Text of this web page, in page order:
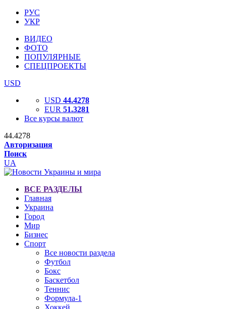
РУС
УКР
ВИДЕО
ФОТО
ПОПУЛЯРНЫЕ
СПЕЦПРОЕКТЫ
USD
USD 44.4278
EUR 51.3281
Все курсы валют
44.4278
Авторизация
Поиск
UA
ВСЕ РАЗДЕЛЫ
Главная
Украина
Город
Мир
Бизнес
Спорт
Все новости раздела
Футбол
Бокс
Баскетбол
Теннис
Формула-1
Хоккей